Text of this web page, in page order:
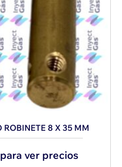
ROBINETE 8 X 35 MM
ver precios